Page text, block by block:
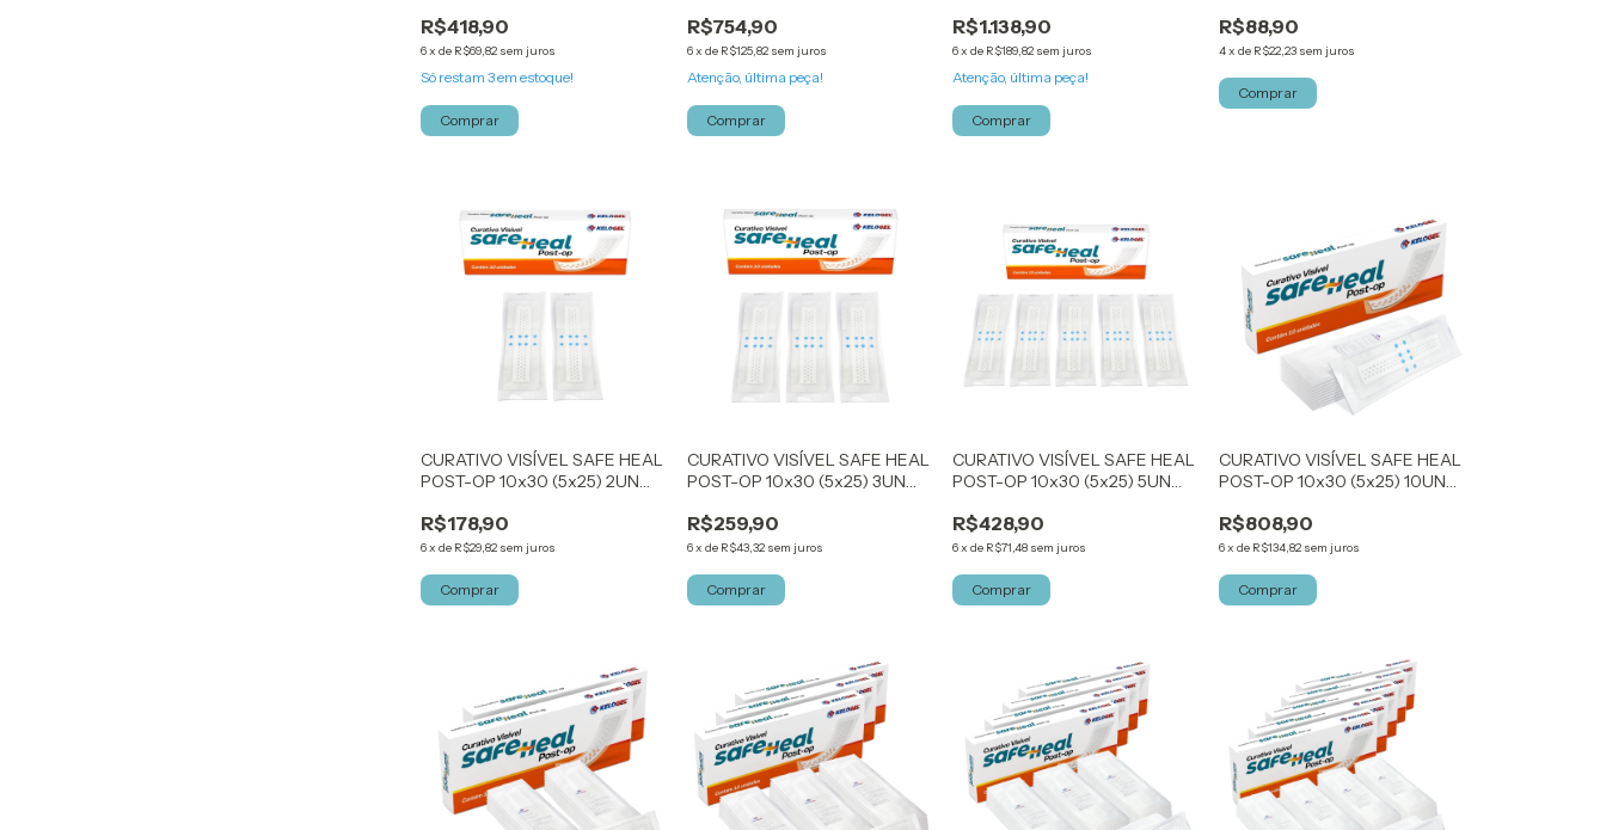
R$418,90
6xde R$69,82 sem juros
Só restam3em estoque!
Comprar
R$754,90
6x de R$125,82 sem juros
Atenção, última peça!
Comprar
R$1.138,90
6xde R$189,82 sem juros
Atenção, última peça!
Comprar
R$88,90
4x de R$22,23 sem juros
Comprar
CURATIVO VISÍVEL SAFE HEAL
POST-OP 10x30 (5x25) 2UN
R$178,90
6xde R$29,82 sem juros
Comprar
CURATIVO VISÍVEL SAFE HEAL
POST-OP 10x30 (5x25) 3UN
R$259,90
6x de R$43,32 sem juros
Comprar
CURATIVO VISÍVEL SAFE HEAL
POST-OP 10x30 (5x25) 5UN
R$428,90
6xde R$71,48 sem juros
Comprar
CURATIVO VISÍVEL SAFE HEAL
POST-OP 10x30 (5x25) 10UN
R$808,90
6x de R$134,82 sem juros
Comprar